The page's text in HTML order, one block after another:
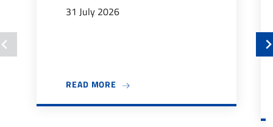
31 July 2026
READ MORE ABOUT BANDO TUTOR DIDATTICI